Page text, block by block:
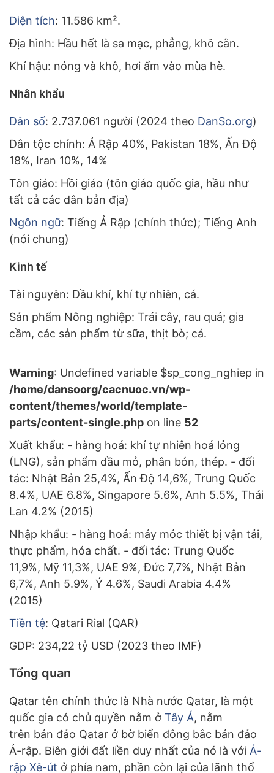
Diện tích: 11.586 km².
Địa hình: Hầu hết là sa mạc, phẳng, khô cằn.
Khí hậu: nóng và khô, hơi ẩm vào mùa hè.
Nhân khẩu
Dân số: 2.737.061 người (2024 theo DanSo.org)
Dân tộc chính: Ả Rập 40%, Pakistan 18%, Ấn Độ
18%, Iran 10%, 14%
Tôn giáo: Hồi giáo (tôn giáo quốc gia, hầu như
tất cả các dân bản địa)
Ngôn ngữ: Tiếng Ả Rập (chính thức); Tiếng Anh
(nói chung)
Kinh tế
Tài nguyên: Dầu khí, khí tự nhiên, cá.
Sản phẩm Nông nghiệp: Trái cây, rau quả; gia
cầm, các sản phẩm từ sữa, thịt bò; cá.
Warning: Undefined variable $sp_cong_nghiep in
/home/dansoorg/cacnuoc.vn/wp-
content/themes/world/template-
parts/content-single.php on line 52
Xuất khẩu: - hàng hoá: khí tự nhiên hoá lỏng
(LNG), sản phẩm dầu mỏ, phân bón, thép. - đối
tác: Nhật Bản 25,4%, Ấn Độ 14,6%, Trung Quốc
8.4%, UAE 6.8%, Singapore 5.6%, Anh 5.5%, Thái
Lan 4.2% (2015)
Nhập khẩu: - hàng hoá: máy móc thiết bị vận tải,
thực phẩm, hóa chất. - đối tác: Trung Quốc
11,9%, Mỹ 11,3%, UAE 9%, Đức 7,7%, Nhật Bản
6,7%, Anh 5.9%, Ý 4.6%, Saudi Arabia 4.4%
(2015)
Tiền tệ: Qatari Rial (QAR)
GDP: 234,22 tỷ USD (2023 theo IMF)
Tổng quan
Qatar tên chính thức là Nhà nước Qatar, là một
quốc gia có chủ quyền nằm ở Tây Á, nằm
trên bán đảo Qatar ở bờ biển đông bắc bán đảo
Ả-rập. Biên giới đất liền duy nhất của nó là với Ả-
rập Xê-út ở phía nam, phần còn lại của lãnh thổ